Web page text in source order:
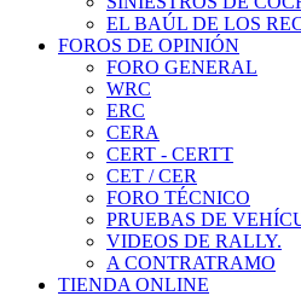
EL BAÚL DE LOS
FOROS DE OPINIÓN
FORO GENERAL
WRC
ERC
CERA
CERT - CERTT
CET / CER
FORO TÉCNICO
PRUEBAS DE
VIDEOS DE RALLY.
A CONTRATRAMO
TIENDA ONLINE